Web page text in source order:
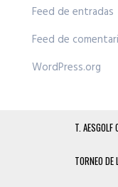
Feed de entradas
Feed de
WordPress.org
T.
TORNEO